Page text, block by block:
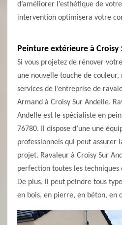
d’améliorer l’esthétique de
intervention optimisera votre
Peinture extérieure à Croisy
Si vous projetez de rénover
une nouvelle touche de couleur,
services de l’entreprise de
Armand à Croisy Sur Andelle.
Andelle est le spécialiste en
76780. Il dispose d’une une
professionnels qui peut assurer
projet. Ravaleur à Croisy Sur
perfection toutes les
De plus, il peut peindre tous
en bois, en pierre, en béton, en